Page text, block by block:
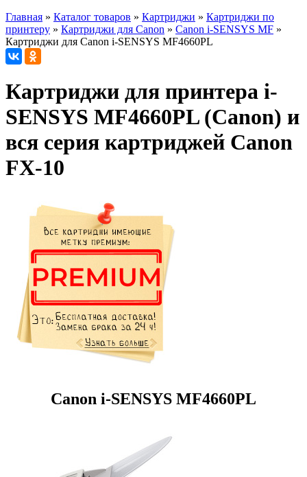
Главная » Каталог товаров » Картриджи » Картриджи по
принтеру » Картриджи для Canon » Canon i-SENSYS MF »
Картриджи для Canon i-SENSYS MF4660PL
Картриджи для принтера i-
SENSYS MF4660PL (Canon) и
вся серия картриджей Canon
FX-10
Canon i-SENSYS MF4660PL